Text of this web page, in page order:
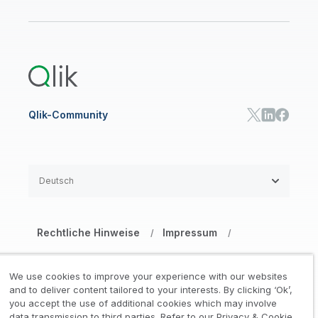
Qlik-Community
Rechtliche Hinweise / Impressum /
Marken / Vertrauen /
Deutsch
We use cookies to improve your experience with our websites
and to deliver content tailored to your interests. By clicking ‘Ok’,
you accept the use of additional cookies which may involve